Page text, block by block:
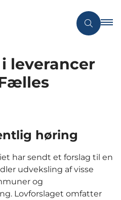
leverancer
høring
har sendt et forslag til en
udveksling af visse
og
Lovforslaget omfatter